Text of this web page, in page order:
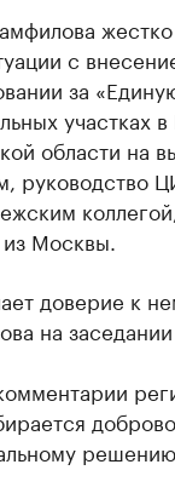
с
за
участках
области на
руководство
Москвы.
доверие к
на